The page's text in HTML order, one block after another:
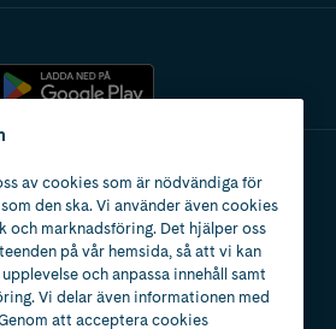
av cookies som är nödvändiga för
den ska. Vi använder även cookies
marknadsföring. Det hjälper oss
på vår hemsida, så att vi kan
och anpassa innehåll samt
Vi delar även informationen med
att acceptera cookies